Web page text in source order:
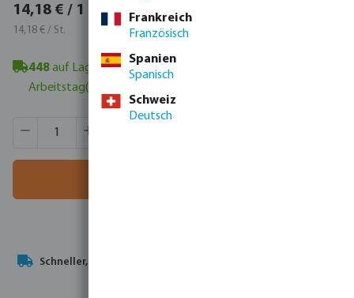
14,18 € / 1 St.
14,18 € / St. 16,87 € / St.
448auf Lager in Veghel, NL
Arbeitstag(e)
Produkt Anzahl: Gib den gewünschten Wert ein oder
Ihr
Frankreich
Französisch
Spanien
Spanisch
Schweiz
Deutsch